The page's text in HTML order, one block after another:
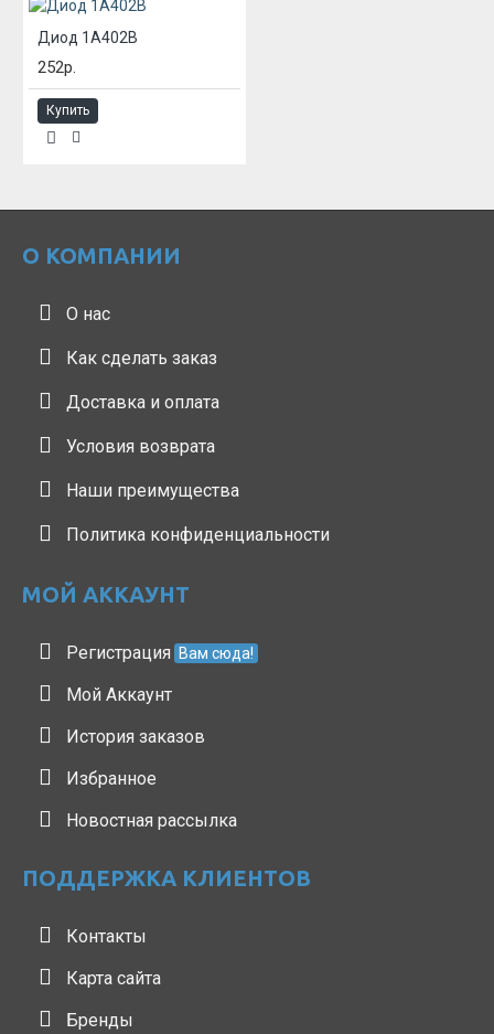
Диод 1А402В
252р.
Купить
О КОМПАНИИ
О нас
Как сделать заказ
Доставка и оплата
Условия возврата
Наши преимущества
Политика конфиденциальности
МОЙ АККАУНТ
Регистрация Вам сюда!
Мой Аккаунт
История заказов
Избранное
Новостная рассылка
ПОДДЕРЖКА КЛИЕНТОВ
Контакты
Карта сайта
Бренды